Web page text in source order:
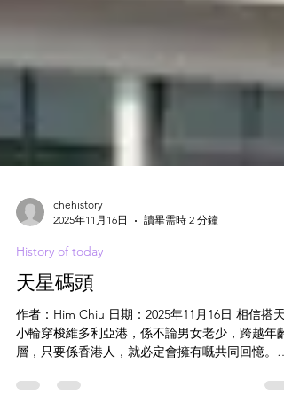
2025年11月16日
History of today
天星碼頭
作者：Him Chiu 日期：2025年11月16日 相信搭天
小輪穿梭維多利亞港，係不論男女老少，跨越年齡
層，只要係香港人，就必定會擁有嘅共同回憶。但